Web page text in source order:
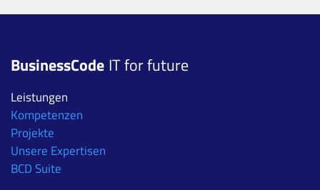
BusinessCode IT for future
Leistungen
Kompetenzen
Projekte
Unsere Expertisen
BCD Suite